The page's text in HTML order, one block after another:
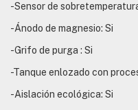
-Sensor de
-Ánodo de magnesio: Si
-Grifo de purga : Si
-Tanque enlozado con
-Aislación ecológica: Si